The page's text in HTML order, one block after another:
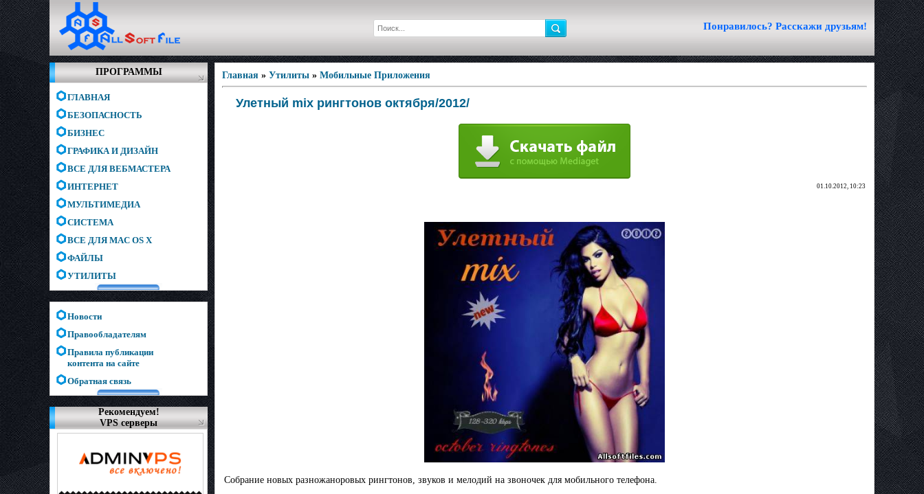
Понравилось? Расскажи друзьям!
ПРОГРАММЫ
ГЛАВНАЯ
БЕЗОПАСНОСТЬ
БИЗНЕС
ГРАФИКА И ДИЗАЙН
ВСЕ ДЛЯ ВЕБМАСТЕРА
ИНТЕРНЕТ
МУЛЬТИМЕДИА
СИСТЕМА
ВСЕ ДЛЯ MAC OS X
ФАЙЛЫ
УТИЛИТЫ
Новости
Правообладателям
Правила публикации
контента на сайте
Обратная связь
Рекомендуем!
VPS серверы
Главная » Утилиты » Мобильные Приложения
Улетный mix рингтонов октября/2012/
01.10.2012, 10:23
Собрание новых разножаноровых рингтонов, звуков и мелодий на звоночек для мобильного телефона.